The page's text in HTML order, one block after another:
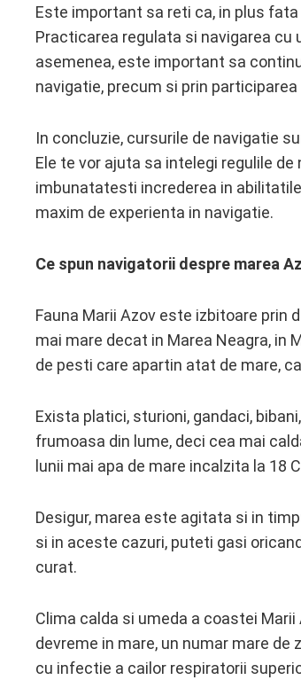
Este important sa reti ca, in plus
Practicarea regulata si navigarea cu
asemenea, este important sa
navigatie, precum si prin
In concluzie, cursurile de navigatie
Ele te vor ajuta sa intelegi regulile
imbunatatesti increderea in
maxim de experienta in navigatie.
Ce spun navigatorii despre marea
Fauna Marii Azov este izbitoare prin
mai mare decat in ​​Marea Neagra, in
de pesti care apartin atat de mare,
Exista platici, sturioni, gandaci,
frumoasa din lume, deci cea mai
lunii mai apa de mare incalzita la
Desigur, marea este agitata si in
si in aceste cazuri, puteti gasi
curat.
Clima calda si umeda a coastei
devreme in mare, un numar mare
cu infectie a cailor respiratorii